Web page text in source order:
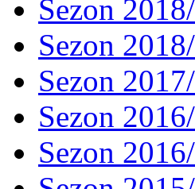
Sezon
Sezon
Sezon
Sezon
Sezon